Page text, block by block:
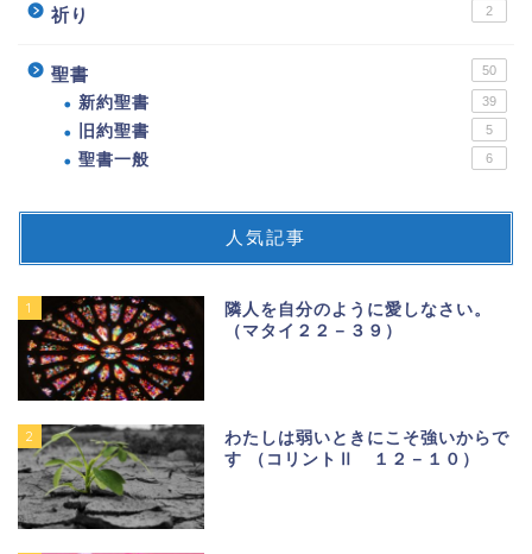
祈り 2
聖書 50
新約聖書 39
旧約聖書 5
聖書一般 6
人気記事
1
隣人を自分のように愛しなさい。
（マタイ２２－３９）
2
わたしは弱いときにこそ強いからで
す （コリントⅡ １２－１０）